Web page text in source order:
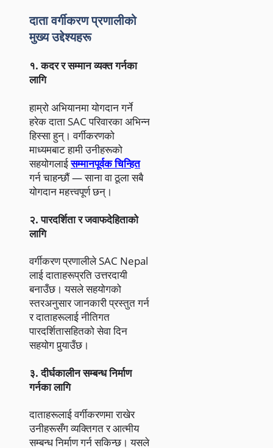
दाता वर्गीकरण प्रणालीको
मुख्य उद्देश्यहरू
१. कदर र सम्मान व्यक्त गर्नका
लागि
हाम्रो अभियानमा योगदान गर्ने
हरेक दाता SAC परिवारका अभिन्न
हिस्सा हुन्। वर्गीकरणको
माध्यमबाट हामी उनीहरूको
सहयोगलाईसम्मानपूर्वक चिन्हित
गर्न चाहन्छौं — साना वा ठूला सबै
योगदान महत्त्वपूर्ण छन्।
२. पारदर्शिता र जवाफदेहिताको
लागि
वर्गीकरण प्रणालीले SAC Nepal
लाई दाताहरूप्रति उत्तरदायी
बनाउँछ। यसले सहयोगको
स्तरअनुसार जानकारी प्रस्तुत गर्न
र दाताहरूलाई नीतिगत
पारदर्शितासहितको सेवा दिन
सहयोग पुर्‍याउँछ।
३. दीर्घकालीन सम्बन्ध निर्माण
गर्नका लागि
दाताहरूलाई वर्गीकरणमा राखेर
उनीहरूसँग व्यक्तिगत र आत्मीय
सम्बन्ध निर्माण गर्न सकिन्छ। यसले